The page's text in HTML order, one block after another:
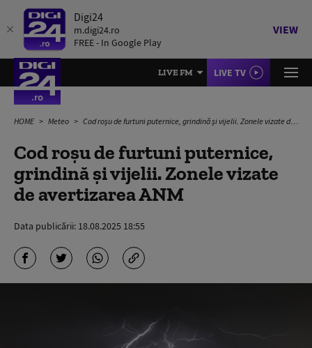
Digi24
m.digi24.ro
FREE - In Google Play
VIEW
LIVE FM LIVE TV
HOME Meteo Cod roșu de furtuni puternice, grindină și vijelii. Zonele vizate de avertizarea ANM
Cod roșu de furtuni puternice,
grindină și vijelii. Zonele vizate
de avertizarea ANM
Data publicării: 18.08.2025 18:55